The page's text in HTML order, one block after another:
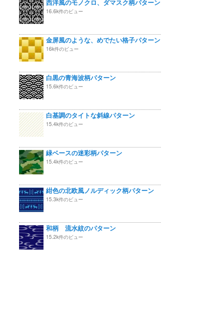
西洋風のモノクロ、ダマスク柄パターン
16.6k件のビュー
金屏風のような、めでたい格子パターン
16k件のビュー
白黒の青海波柄パターン
15.6k件のビュー
白基調のタイトな斜線パターン
15.4k件のビュー
緑ベースの迷彩柄パターン
15.4k件のビュー
紺色の北欧風ノルディック柄パターン
15.3k件のビュー
和柄 流水紋のパターン
15.2k件のビュー